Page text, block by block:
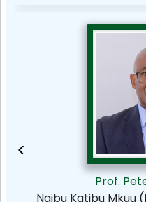
Prof.
Naibu Katibu Mkuu
<